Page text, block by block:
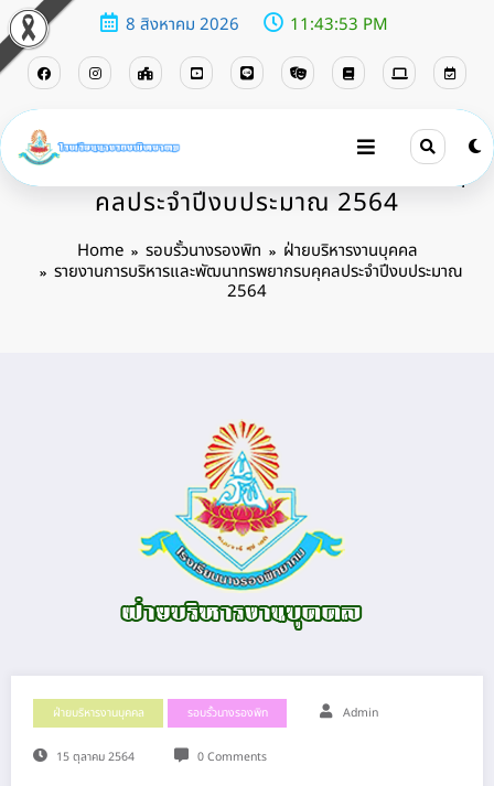
8 สิงหาคม 2026 11:43:54 PM
รายงานการบริหารและพัฒนาทรพยากรบคุ
คลประจําปีงบประมาณ 2564
Home รอบรั้วนางรองพิท
ฝ่ายบริหารงานบุคคล
รายงานการบริหารและพัฒนาทรพยากรบคุคลประจําปีงบประมาณ
2564
ฝ่ายบริหารงานบุคคล รอบรั้วนางรองพิท Admin
15 ตุลาคม 2564 0 Comments